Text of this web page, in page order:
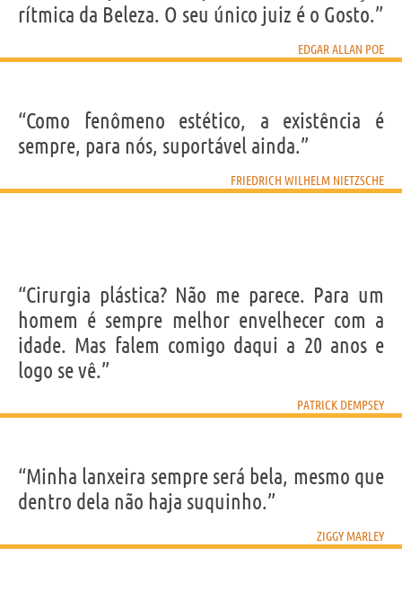
rítmica da Beleza. O seu único juiz é o Gosto.”
EDGAR ALLAN POE
“Como fenômeno estético, a existência é
sempre, para nós, suportável ainda.”
FRIEDRICH WILHELM NIETZSCHE
“Cirurgia plástica? Não me parece. Para um
homem é sempre melhor envelhecer com a
idade. Mas falem comigo daqui a 20 anos e
logo se vê.”
PATRICK DEMPSEY
“Minha lanxeira sempre será bela, mesmo que
dentro dela não haja suquinho.”
ZIGGY MARLEY